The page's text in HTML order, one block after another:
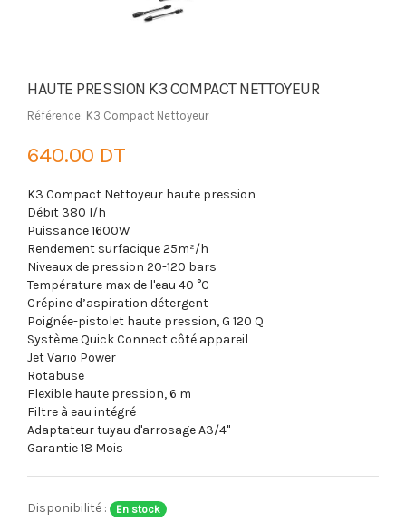
HAUTE PRESSION K3 COMPACT NETTOYEUR
Référence: K3 Compact Nettoyeur
640.00 DT
K3 Compact Nettoyeur haute pression
Débit 380 l/h
Puissance 1600W
Rendement surfacique 25m²/h
Niveaux de pression 20-120 bars
Température max de l'eau 40 °C
Crépine d’aspiration détergent
Poignée-pistolet haute pression, G 120 Q
Système Quick Connect côté appareil
Jet Vario Power
Rotabuse
Flexible haute pression, 6 m
Filtre à eau intégré
Adaptateur tuyau d'arrosage A3/4"
Garantie 18 Mois
Disponibilité : En stock